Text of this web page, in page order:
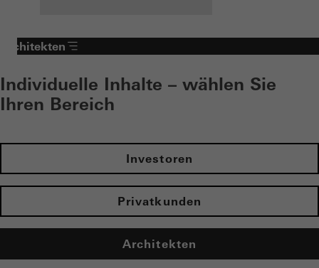
Architekten
Individuelle Inhalte – wählen Sie
Ihren Bereich
Investoren
Privatkunden
Architekten